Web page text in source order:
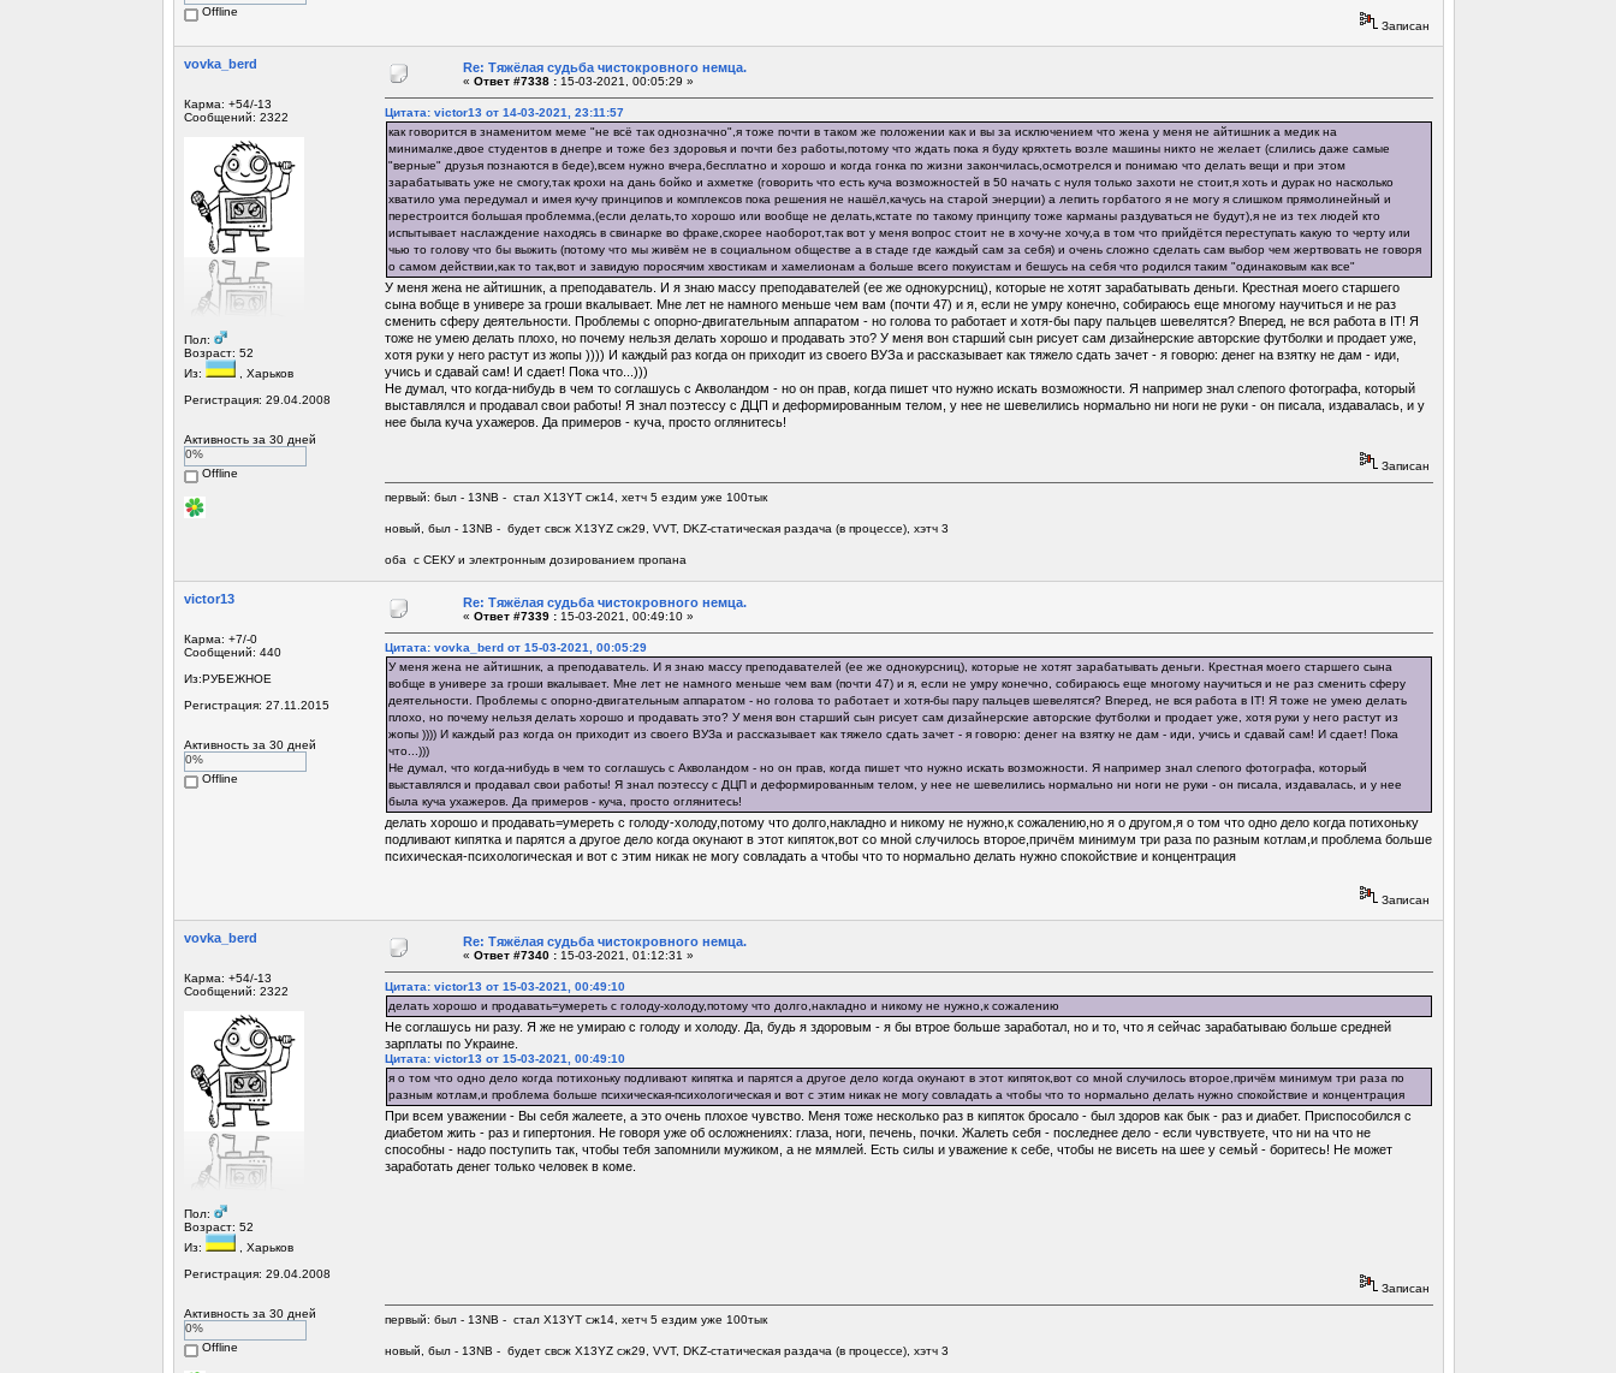
Offline
Записан
vovka_berd
Карма: +54/-13
Сообщений: 2322
Пол:
Возраст: 52
Из:
, Харьков
Регистрация: 29.04.2008
Активность за 30 дней
0%
Offline
Re: Тяжёлая судьба чистокровного немца.
« Ответ #7338 :15-03-2021, 00:05:29 »
Цитата: victor13 от 14-03-2021, 23:11:57
как говорится в знаменитом меме "не всё так однозначно",я тоже почти в таком же положении как и вы за исключением что жена у меня не айтишник а медик на
минималке,двое студентов в днепре и тоже без здоровья и почти без работы,потому что ждать пока я буду кряхтеть возле машины никто не желает (слились даже самые
"верные" друзья познаются в беде),всем нужно вчера,бесплатно и хорошо и когда гонка по жизни закончилась,осмотрелся и понимаю что делать вещи и при этом
зарабатывать уже не смогу,так крохи на дань бойко и ахметке (говорить что есть куча возможностей в 50 начать с нуля только захоти не стоит,я хоть и дурак но насколько
хватило ума передумал и имея кучу принципов и комплексов пока решения не нашёл,качусь на старой энерции) а лепить горбатого я не могу я слишком прямолинейный и
перестроится большая проблемма,(если делать,то хорошо или вообще не делать,кстате по такому принципу тоже карманы раздуваться не будут),я не из тех людей кто
испытывает наслаждение находясь в свинарке во фраке,скорее наоборот,так вот у меня вопрос стоит не в хочу-не хочу,а в том что прийдётся переступать какую то черту или
чью то голову что бы выжить (потому что мы живём не в социальном обществе а в стаде где каждый сам за себя) и очень сложно сделать сам выбор чем жертвовать не говоря
о самом действии,как то так,вот и завидую поросячим хвостикам и хамелионам а больше всего покуистам и бешусь на себя что родился таким "одинаковым как все"
У меня жена не айтишник, а преподаватель. И я знаю массу преподавателей (ее же однокурсниц), которые не хотят зарабатывать деньги. Крестная моего старшего
сына вобще в универе за гроши вкалывает. Мне лет не намного меньше чем вам (почти 47) и я, если не умру конечно, собираюсь еще многому научиться и не раз
сменить сферу деятельности. Проблемы с опорно-двигательным аппаратом - но голова то работает и хотя-бы пару пальцев шевелятся? Вперед, не вся работа в IT! Я
тоже не умею делать плохо, но почему нельзя делать хорошо и продавать это? У меня вон старший сын рисует сам дизайнерские авторские футболки и продает уже,
хотя руки у него растут из жопы )))) И каждый раз когда он приходит из своего ВУЗа и рассказывает как тяжело сдать зачет - я говорю: денег на взятку не дам - иди,
учись и сдавай сам! И сдает! Пока что...)))
Не думал, что когда-нибудь в чем то соглашусь с Акволандом - но он прав, когда пишет что нужно искать возможности. Я например знал слепого фотографа, который
выставлялся и продавал свои работы! Я знал поэтессу с ДЦП и деформированным телом, у нее не шевелились нормально ни ноги не руки - он писала, издавалась, и у
нее была куча ухажеров. Да примеров - куча, просто оглянитесь!
Записан
первый: был - 13NB - стал Х13YT сж14, хетч 5 ездим уже 100тык
новый, был - 13NB - будет свсж Х13YZ сж29, VVT, DKZ-статическая раздача (в процессе), хэтч 3
оба с СЕКУ и электронным дозированием пропана
victor13
Карма: +7/-0
Сообщений: 440
Из:РУБЕЖНОЕ
Регистрация: 27.11.2015
Активность за 30 дней
0%
Offline
Re: Тяжёлая судьба чистокровного немца.
« Ответ #7339 :15-03-2021, 00:49:10 »
Цитата: vovka_berd от 15-03-2021, 00:05:29
У меня жена не айтишник, а преподаватель. И я знаю массу преподавателей (ее же однокурсниц), которые не хотят зарабатывать деньги. Крестная моего старшего сына
вобще в универе за гроши вкалывает. Мне лет не намного меньше чем вам (почти 47) и я, если не умру конечно, собираюсь еще многому научиться и не раз сменить сферу
деятельности. Проблемы с опорно-двигательным аппаратом - но голова то работает и хотя-бы пару пальцев шевелятся? Вперед, не вся работа в IT! Я тоже не умею делать
плохо, но почему нельзя делать хорошо и продавать это? У меня вон старший сын рисует сам дизайнерские авторские футболки и продает уже, хотя руки у него растут из
жопы )))) И каждый раз когда он приходит из своего ВУЗа и рассказывает как тяжело сдать зачет - я говорю: денег на взятку не дам - иди, учись и сдавай сам! И сдает! Пока
что...)))
Не думал, что когда-нибудь в чем то соглашусь с Акволандом - но он прав, когда пишет что нужно искать возможности. Я например знал слепого фотографа, который
выставлялся и продавал свои работы! Я знал поэтессу с ДЦП и деформированным телом, у нее не шевелились нормально ни ноги не руки - он писала, издавалась, и у нее
была куча ухажеров. Да примеров - куча, просто оглянитесь!
делать хорошо и продавать=умереть с голоду-холоду,потому что долго,накладно и никому не нужно,к сожалению,но я о другом,я о том что одно дело когда потихоньку
подливают кипятка и парятся а другое дело когда окунают в этот кипяток,вот со мной случилось второе,причём минимум три раза по разным котлам,и проблема больше
психическая-психологическая и вот с этим никак не могу совладать а чтобы что то нормально делать нужно спокойствие и концентрация
Записан
vovka_berd
Карма: +54/-13
Сообщений: 2322
Пол:
Возраст: 52
Из:
, Харьков
Регистрация: 29.04.2008
Активность за 30 дней
0%
Offline
Re: Тяжёлая судьба чистокровного немца.
« Ответ #7340 :15-03-2021, 01:12:31 »
Цитата: victor13 от 15-03-2021, 00:49:10
делать хорошо и продавать=умереть с голоду-холоду,потому что долго,накладно и никому не нужно,к сожалению
Не соглашусь ни разу. Я же не умираю с голоду и холоду. Да, будь я здоровым - я бы втрое больше заработал, но и то, что я сейчас зарабатываю больше средней
зарплаты по Украине.
Цитата: victor13 от 15-03-2021, 00:49:10
я о том что одно дело когда потихоньку подливают кипятка и парятся а другое дело когда окунают в этот кипяток,вот со мной случилось второе,причём минимум три раза по
разным котлам,и проблема больше психическая-психологическая и вот с этим никак не могу совладать а чтобы что то нормально делать нужно спокойствие и концентрация
При всем уважении - Вы себя жалеете, а это очень плохое чувство. Меня тоже несколько раз в кипяток бросало - был здоров как бык - раз и диабет. Приспособился с
диабетом жить - раз и гипертония. Не говоря уже об осложнениях: глаза, ноги, печень, почки. Жалеть себя - последнее дело - если чувствуете, что ни на что не
способны - надо поступить так, чтобы тебя запомнили мужиком, а не мямлей. Есть силы и уважение к себе, чтобы не висеть на шее у семьй - боритесь! Не может
заработать денег только человек в коме.
Записан
первый: был - 13NB - стал Х13YT сж14, хетч 5 ездим уже 100тык
новый, был - 13NB - будет свсж Х13YZ сж29, VVT, DKZ-статическая раздача (в процессе), хэтч 3